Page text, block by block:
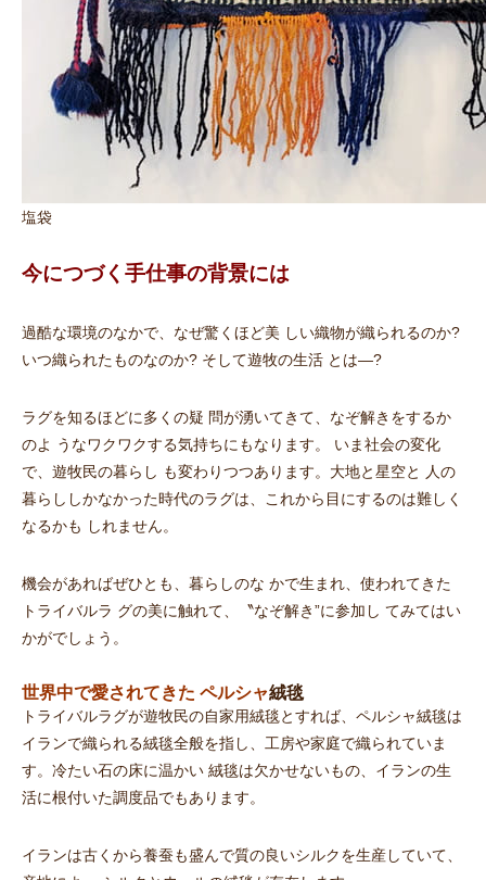
塩袋
今につづく手仕事の背景には
過酷な環境のなかで、なぜ驚くほど美 しい織物が織られるのか?
いつ織られたものなのか? そして遊牧の生活 とは―?
ラグを知るほどに多くの疑 問が湧いてきて、なぞ解きをするか
のよ うなワクワクする気持ちにもなります。 いま社会の変化
で、遊牧民の暮らし も変わりつつあります。大地と星空と 人の
暮らししかなかった時代のラグは、これから目にするのは難しく
なるかも しれません。
機会があればぜひとも、暮らしのな かで生まれ、使われてきた
トライバルラ グの美に触れて、〝なぞ解き”に参加し てみてはい
かがでしょう。
世界中で愛されてきた ペルシャ絨毯
トライバルラグが遊牧民の自家用絨毯とすれば、ペルシャ絨毯は
イランで織られる絨毯全般を指し、工房や家庭で織られていま
す。冷たい石の床に温かい 絨毯は欠かせないもの、イランの生
活に根付いた調度品でもあります。
イランは古くから養蚕も盛んで質の良いシルクを生産していて、